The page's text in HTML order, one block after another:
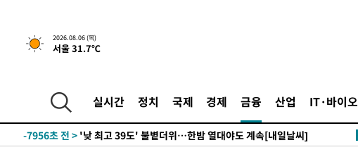
2026.08.06 (목)
서울 31.7℃
실시간 정치 국제 경제 금융 산업 IT·바이오
-25380초 전 >경찰, '홍명보는 2순위' 결론냈던 스포츠윤리센터도 압수수색
-10976초 전 >[속보]합참 "北 발사체는 단거리탄도미사일…감시·경계태세 강
-9154초 전 >
[속보] SKT, 에이닷 서비스 장애 발생…"원인 파악 중"
-8560초 전 >
-7956초 전 > '낮 최고 39도' 불볕더위…한밤 열대야도 계속[내일날씨]